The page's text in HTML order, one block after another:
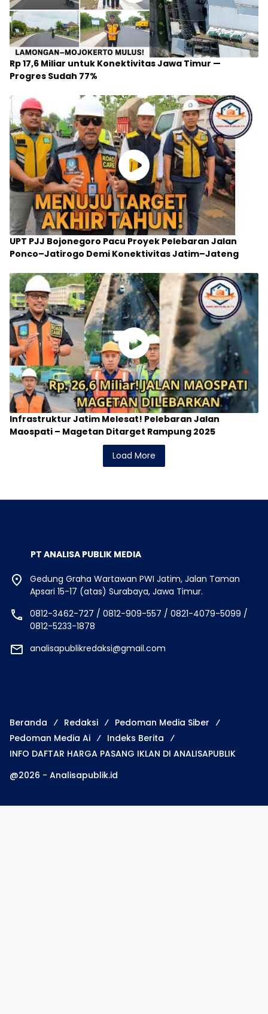
Rp 17,6 Miliar untuk Konektivitas Jawa Timur —
Progres Sudah 77%
UPT PJJ Bojonegoro Pacu Proyek Pelebaran Jalan
Ponco–Jatirogo Demi Konektivitas Jatim–Jateng
Infrastruktur Jatim Melesat! Pelebaran Jalan
Maospati – Magetan Ditarget Rampung 2025
Load More
PT ANALISA PUBLIK MEDIA
Gedung Graha Wartawan PWI Jatim, Jalan Taman
Apsari 15-17 (atas) Surabaya, Jawa Timur.
0812-3462-727 / 0812-909-557 / 0821-4079-5099 /
0812-5233-1878
analisapublikredaksi@gmail.com
Beranda Redaksi
Pedoman Media Siber
Pedoman Media Ai
Indeks Berita
INFO DAFTAR HARGA PASANG IKLAN DI ANALISAPUBLIK
@2026 - Analisapublik.id